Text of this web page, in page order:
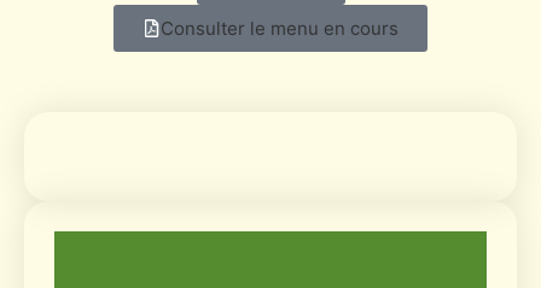
Consulter le menu en cours